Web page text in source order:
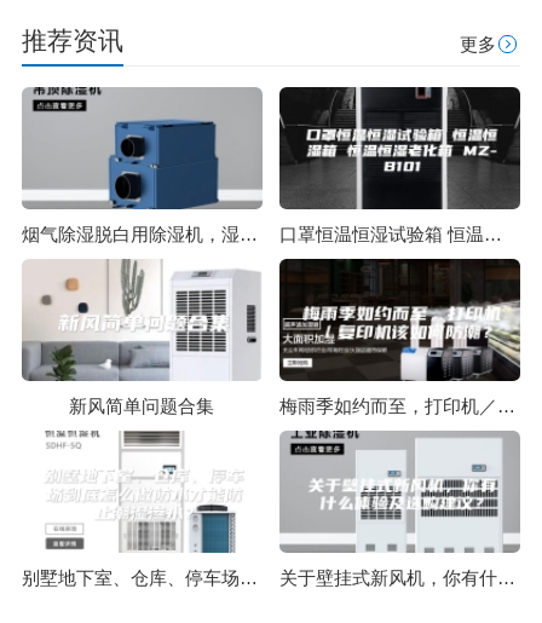
推荐资讯 更多
烟气除湿脱白用除湿机，湿法脱硫烟气除湿脱白技术 口罩恒温恒湿试验箱 恒温恒湿箱 恒温恒湿老化箱 MZ-B101
新风简单问题合集 梅雨季如约而至，打印机／复印机该如何防潮？
别墅地下室、仓库、停车场到底怎么做防水才能防止潮湿渗水？ 关于壁挂式新风机，你有什么体验及选购建议？